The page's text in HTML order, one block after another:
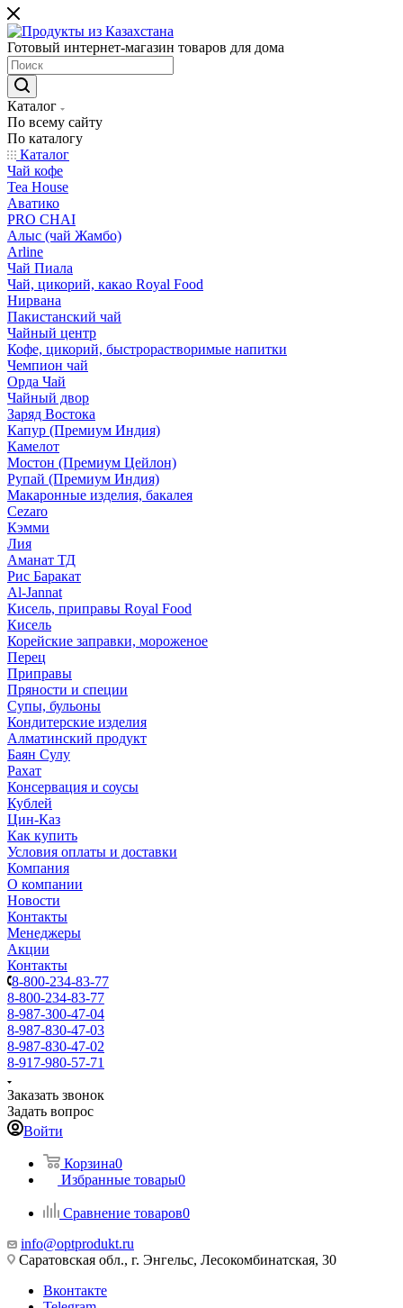
Готовый интернет-магазин товаров для дома
Каталог
По всему сайту
По каталогу
Каталог
Чай кофе
Tea House
Аватико
PRO CHAI
Алыс (чай Жамбо)
Arline
Чай Пиала
Чай, цикорий, какао Royal Food
Нирвана
Пакистанский чай
Чайный центр
Кофе, цикорий, быстрорастворимые напитки
Чемпион чай
Орда Чай
Чайный двор
Заряд Востока
Капур (Премиум Индия)
Камелот
Мостон (Премиум Цейлон)
Рупай (Премиум Индия)
Макаронные изделия, бакалея
Cezaro
Кэмми
Лия
Аманат ТД
Рис Баракат
Al-Jannat
Кисель, приправы Royal Food
Кисель
Корейские заправки, мороженое
Перец
Приправы
Пряности и специи
Супы, бульоны
Кондитерские изделия
Алматинский продукт
Баян Сулу
Рахат
Консервация и соусы
Кублей
Цин-Каз
Как купить
Условия оплаты и доставки
Компания
О компании
Новости
Контакты
Менеджеры
Акции
Контакты
8-800-234-83-77
8-800-234-83-77
8-987-300-47-04
8-987-830-47-03
8-987-830-47-02
8-917-980-57-71
Заказать звонок
Задать вопрос
Войти
Корзина0
Избранные товары0
Сравнение товаров0
info@optprodukt.ru
Саратовская обл., г. Энгельс, Лесокомбинатская, 30
Вконтакте